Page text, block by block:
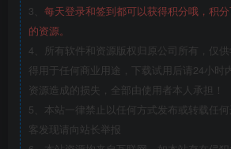
3、 每天登录和签到都可以获得积分哦，积
的资源。
4、所有软件和资源版权归原公司所有，仅
得用于任何商业用途，下载试用后请24小时
资源造成的损失，全部由使用者本人承担！
5、本站一律禁止以任何方式发布或转载任
客发现请向站长举报